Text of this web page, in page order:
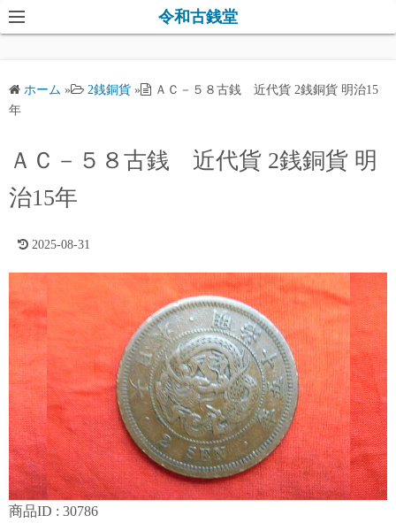
コ
ン
ツ
ッ
令和古銭堂
ホーム » 2銭銅貨 »
ＡＣ－５８古銭 近代貨 2銭銅貨 明治15
年
ＡＣ－５８古銭 近代貨 2銭銅貨 明
治15年
2025-08-31
商品ID : 30786